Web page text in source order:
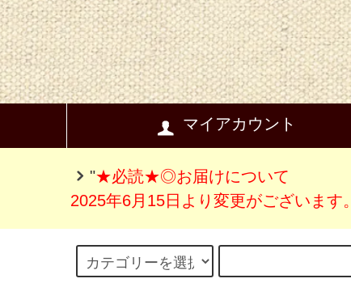
マイアカウント
"★必読★◎お届けについて
2025年6月15日より変更がございます。